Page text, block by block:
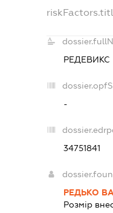
РЕДЕВИКС
-
34751841
РЕДЬКО
Розмір